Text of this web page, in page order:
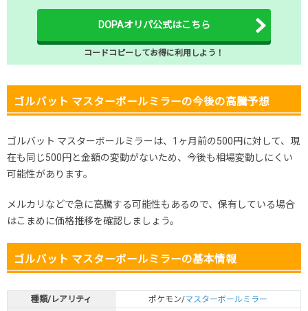
DOPAオリパ公式はこちら
コードコピーしてお得に利用しよう！
ゴルバット マスターボールミラーの今後の高騰予想
ゴルバット マスターボールミラーは、1ヶ月前の500円に対して、現
在も同じ500円と金額の変動がないため、今後も相場変動しにくい
可能性があります。
メルカリなどで急に高騰する可能性もあるので、保有している場合
はこまめに価格推移を確認しましょう。
ゴルバット マスターボールミラーの基本情報
種類/レアリティ ポケモン/マスターボールミラー